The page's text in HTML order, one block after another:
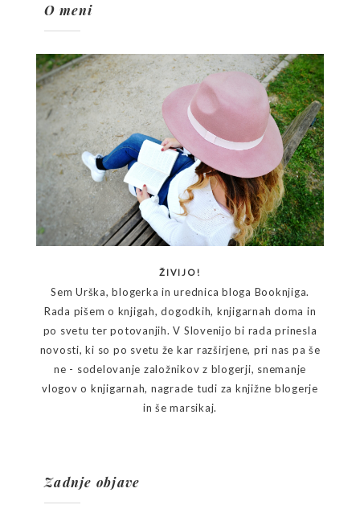
O meni
ŽIVIJO!
Sem Urška, blogerka in urednica bloga Booknjiga.
Rada pišem o knjigah, dogodkih, knjigarnah doma in
po svetu ter potovanjih. V Slovenijo bi rada prinesla
novosti, ki so po svetu že kar razširjene, pri nas pa še
ne - sodelovanje založnikov z blogerji, snemanje
vlogov o knjigarnah, nagrade tudi za knjižne blogerje
in še marsikaj.
Zadnje objave